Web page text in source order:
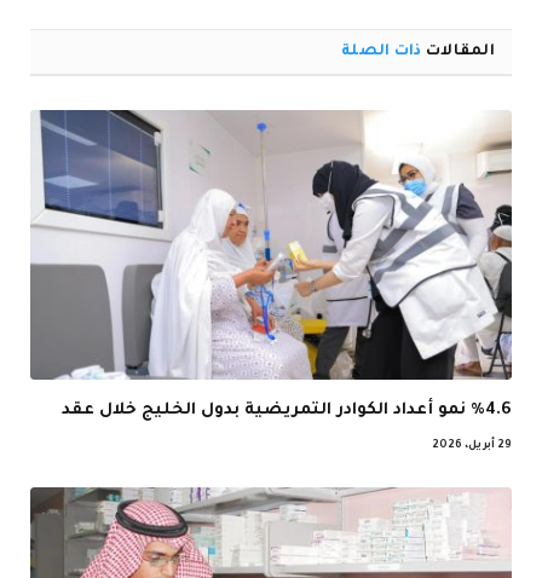
المقالات ذات الصلة
%4.6 نمو أعداد الكوادر التمريضية بدول الخليج خلال عقد
29 أبريل، 2026